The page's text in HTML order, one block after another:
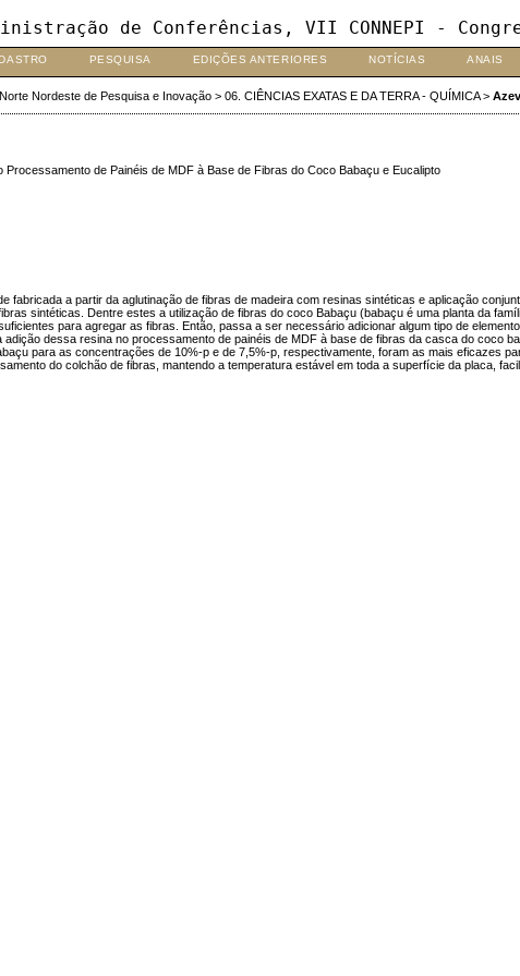
de Conferências, VII CONNEPI -
PESQUISA EDIÇÕES ANTERIORES NOTÍCIAS ANAIS
Nordeste de Pesquisa e Inovação> 06. CIÊNCIAS EXATAS E DA TERRA - QUÍMICA>
Processamento de Painéis de MDF à Base de Fibras do Coco Babaçu e Eucalipto
fabricada a partir da aglutinação de fibras de madeira com resinas sintéticas e aplicação
sintéticas. Dentre estes a utilização de fibras do coco Babaçu (babaçu é uma planta da
para agregar as fibras. Então, passa a ser necessário adicionar algum tipo de
dessa resina no processamento de painéis de MDF à base de fibras da casca do coco
para as concentrações de 10%-p e de 7,5%-p, respectivamente, foram as mais eficazes
do colchão de fibras, mantendo a temperatura estável em toda a superfície da placa,